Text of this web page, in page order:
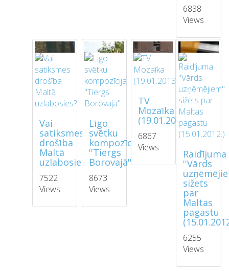
6838
Views
Vai
satiksmes
drošība
Maltā
uzlabosies?
7522
Views
Līgo
svētku
kompozīcija
''Tiergs
Borovajā''
8673
Views
TV
Mozaīka
(19.01.2013)
6867
Views
Raidījuma
''Vārds
sižets
par
Maltas
pagastu
6255
Views